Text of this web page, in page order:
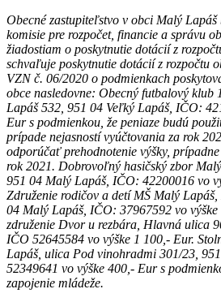
Obecné zastupiteľstvo v obci Malý
komisie pre rozpočet, financie a správu
žiadostiam o poskytnutie dotácií z
schvaľuje poskytnutie dotácií z rozpočtu
VZN č. 06/2020 o podmienkach
obce nasledovne: Obecný futbalový klub
Lapáš 532, 951 04 Veľký Lapáš, IČO:
Eur s podmienkou, že peniaze budú
prípade nejasností vyúčtovania za rok
odporúčať prehodnotenie výšky,
rok 2021. Dobrovoľný hasičský zbor
951 04 Malý Lapáš, IČO: 42200016 vo
Združenie rodičov a detí MŠ Malý
04 Malý Lapáš, IČO: 37967592 vo
združenie Dvor u rezbára, Hlavná ulica
IČO 52645584 vo výške 1 100,- Eur.
Lapáš, ulica Pod vinohradmi 301/23,
52349641 vo výške 400,- Eur s
zapojenie mládeže.